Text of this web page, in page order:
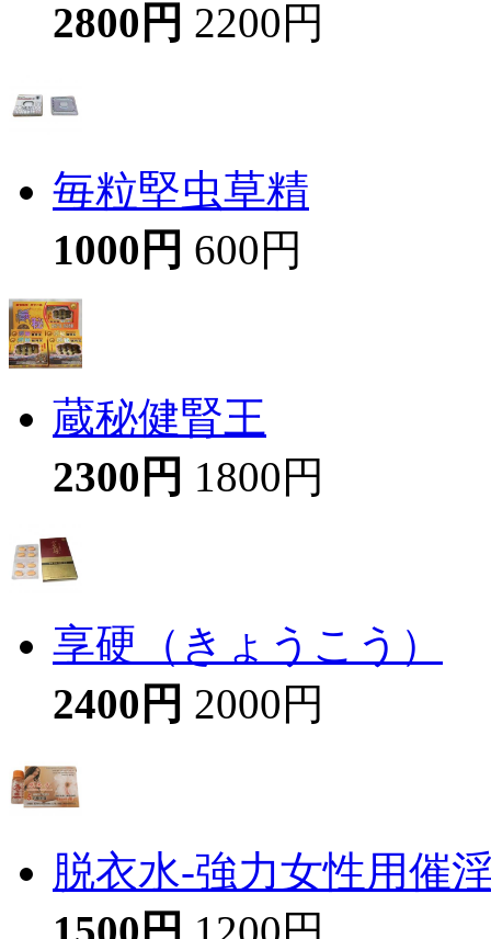
2800円 2200円
毎粒堅虫草精
1000円 600円
蔵秘健腎王
2300円 1800円
享硬（きょうこう）
2400円 2000円
脱衣水-強力女性用催